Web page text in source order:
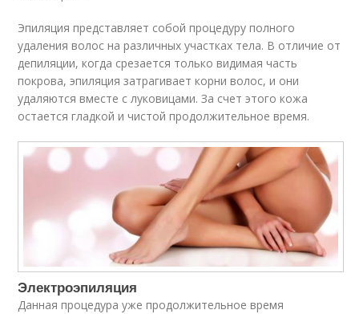
Эпиляция представляет собой процедуру полного
удаления волос на различных участках тела. В отличие от
депиляции, когда срезается только видимая часть
покрова, эпиляция затрагивает корни волос, и они
удаляются вместе с луковицами. За счет этого кожа
остается гладкой и чистой продолжительное время.
Электроэпиляция
Данная процедура уже продолжительное время